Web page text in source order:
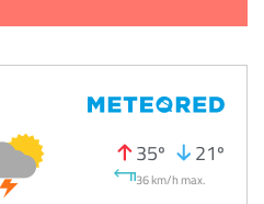
35º 21º
36 km/h max.